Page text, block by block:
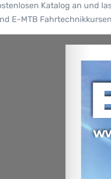
Katalog an und
E-MTB